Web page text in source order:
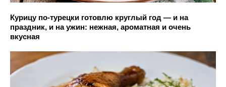
Курицу по-турецки готовлю круглый год — и на
праздник, и на ужин: нежная, ароматная и очень
вкусная